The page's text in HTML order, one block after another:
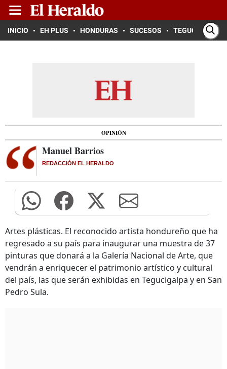
INICIO EH PLUS HONDURAS SUCESOS TEGUCIGALPA
OPINIÓN
Manuel Barrios
REDACCIÓN EL HERALDO
Artes plásticas. El reconocido artista hondureño que ha
regresado a su país para inaugurar una muestra de 37
pinturas que donará a la Galería Nacional de Arte, que
vendrán a enriquecer el patrimonio artístico y cultural
del país, las que serán exhibidas en Tegucigalpa y en San
Pedro Sula.